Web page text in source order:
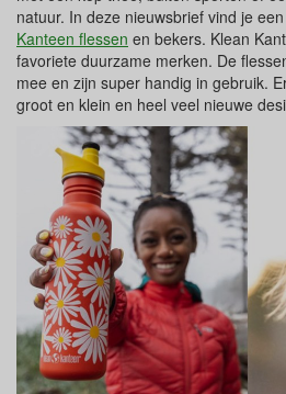
natuur. In deze nieuwsbrief vind je
Kanteen flessen en bekers. Klean
favoriete duurzame merken. De
mee en zijn super handig in gebruik.
groot en klein en heel veel nieuwe